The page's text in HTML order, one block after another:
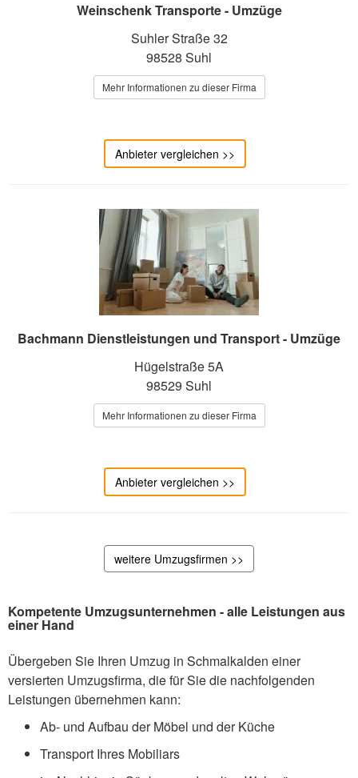
Weinschenk Transporte - Umzüge
Suhler Straße 32
98528 Suhl
Mehr Informationen zu dieser Firma
Anbieter vergleichen >>
Bachmann Dienstleistungen und Transport - Umzüge
Hügelstraße 5A
98529 Suhl
Mehr Informationen zu dieser Firma
Anbieter vergleichen >>
weitere Umzugsfirmen >>
Kompetente Umzugsunternehmen - alle Leistungen aus
einer Hand
Übergeben Sie Ihren Umzug in Schmalkalden einer
versierten Umzugsfirma, die für Sie die nachfolgenden
Leistungen übernehmen kann:
Ab- und Aufbau der Möbel und der Küche
Transport Ihres Mobiliars